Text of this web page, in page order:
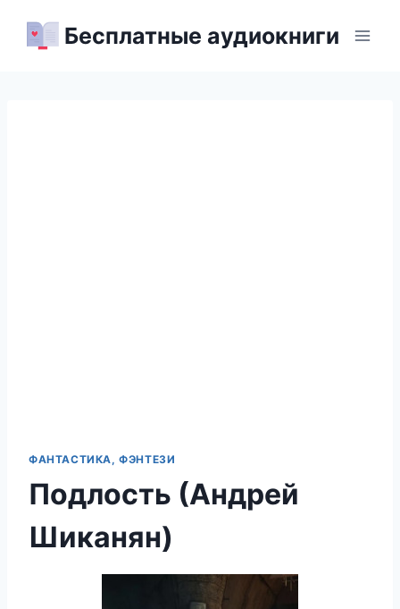
Бесплатные аудиокниги
ФАНТАСТИКА, ФЭНТЕЗИ
Подлость (Андрей
Шиканян)